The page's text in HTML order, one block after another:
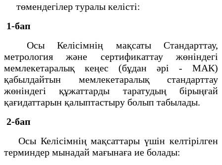
төмендегілер туралы келісті:
1-бап
Осы Келісімнің мақсаты Стандарттау,
метрология және сертификаттау жөніндегі
мемлекетаралық кеңес (бұдан әрі - МАК)
қабылдайтын мемлекетаралық стандарттау
жөніндегі құжаттарды таратудың бірыңғай
қағидаттарын қалыптастыру болып табылады.
2-бап
Осы Келісімнің мақсаттары үшін келтірілген
терминдер мынадай мағынаға ие болады: